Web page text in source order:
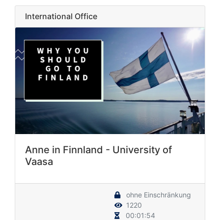
International Office
Anne in Finnland - University of
Vaasa
ohne Einschränkung
1220
00:01:54